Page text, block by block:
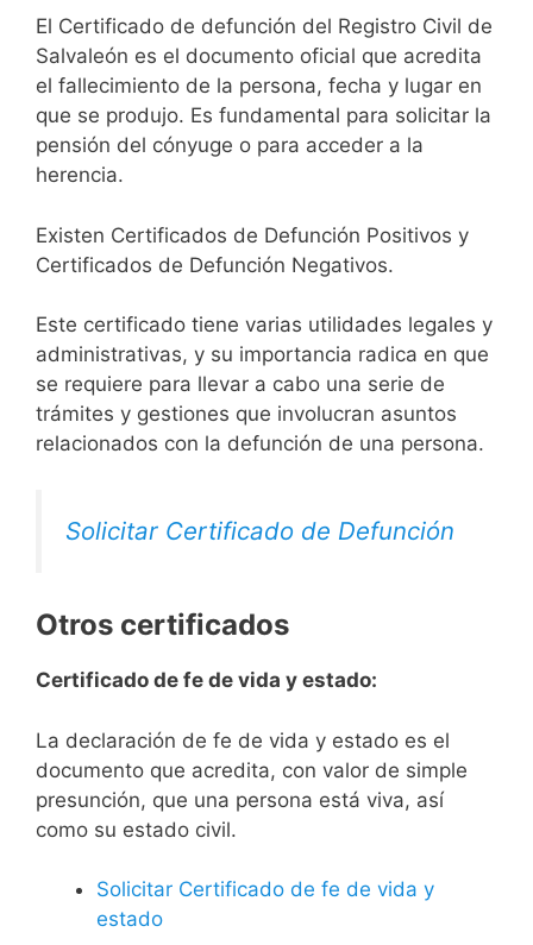
El Certificado de defunción del Registro Civil de
Salvaleón es el documento oficial que acredita
el fallecimiento de la persona, fecha y lugar en
que se produjo. Es fundamental para solicitar la
pensión del cónyuge o para acceder a la
herencia.
Existen Certificados de Defunción Positivos y
Certificados de Defunción Negativos.
Este certificado tiene varias utilidades legales y
administrativas, y su importancia radica en que
se requiere para llevar a cabo una serie de
trámites y gestiones que involucran asuntos
relacionados con la defunción de una persona.
Solicitar Certificado de Defunción
Otros certificados
Certificado de fe de vida y estado:
La declaración de fe de vida y estado es el
documento que acredita, con valor de simple
presunción, que una persona está viva, así
como su estado civil.
Solicitar Certificado de fe de vida y
estado